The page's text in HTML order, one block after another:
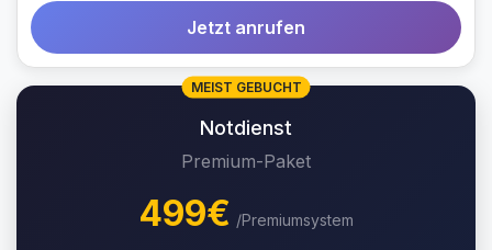
Jetzt anrufen
MEIST GEBUCHT
Notdienst
Premium-Paket
499€ /Premiumsystem